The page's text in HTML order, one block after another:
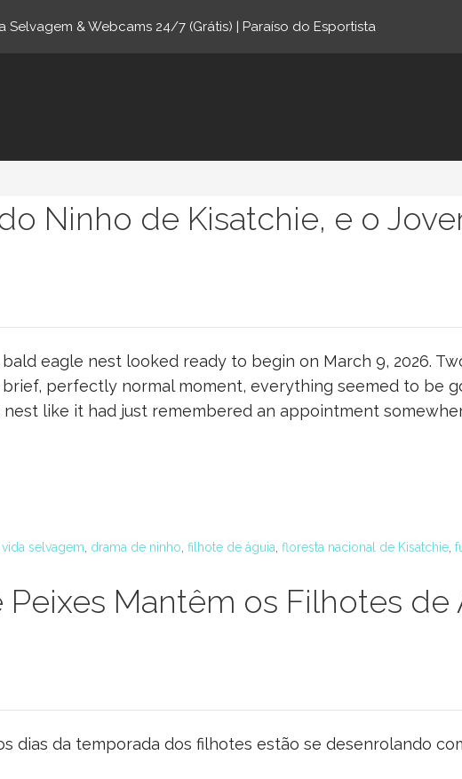
Ninho de Kisatchie, e o
eagle nest looked ready to begin on March 9, 2026.
perfectly normal moment, everything seemed to be
like it had just remembered an appointment
selvagem drama de ninho filhote de águia floresta nacional de Kisatchie
Mantêm os Filhotes de
dias da temporada dos filhotes estão se desenrolando
Selvagem & Webcams 24/7 (Grátis) | Paraíso do Esportista